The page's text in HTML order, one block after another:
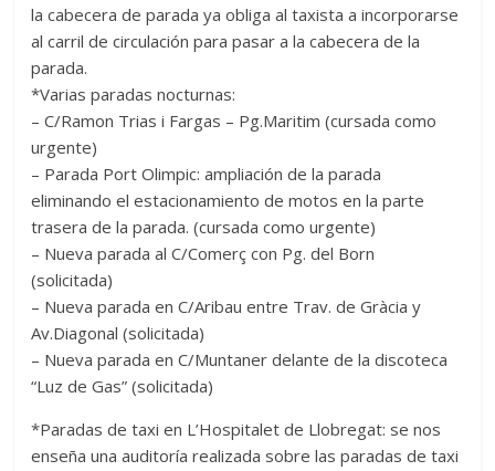
la cabecera de parada ya obliga al taxista a incorporarse
al carril de circulación para pasar a la cabecera de la
parada.
*Varias paradas nocturnas:
– C/Ramon Trias i Fargas – Pg.Maritim (cursada como
urgente)
– Parada Port Olimpic: ampliación de la parada
eliminando el estacionamiento de motos en la parte
trasera de la parada. (cursada como urgente)
– Nueva parada al C/Comerç con Pg. del Born
(solicitada)
– Nueva parada en C/Aribau entre Trav. de Gràcia y
Av.Diagonal (solicitada)
– Nueva parada en C/Muntaner delante de la discoteca
“Luz de Gas” (solicitada)
*Paradas de taxi en L’Hospitalet de Llobregat: se nos
enseña una auditoría realizada sobre las paradas de taxi